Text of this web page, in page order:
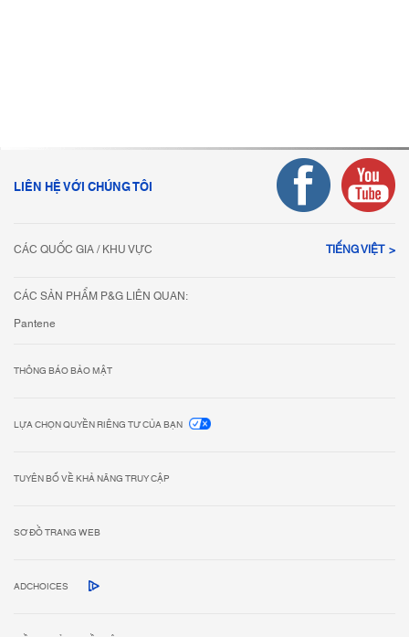
LIÊN HỆ VỚI CHÚNG TÔI
CÁC QUỐC GIA / KHU VỰC TIẾNG VIỆT
CÁC SẢN PHẨM P&G LIÊN QUAN:
Pantene
THÔNG BÁO BẢO MẬT
LỰA CHỌN QUYỀN RIÊNG TƯ CỦA BẠN
TUYÊN BỐ VỀ KHẢ NĂNG TRUY CẬP
SƠ ĐỒ TRANG WEB
ADCHOICES